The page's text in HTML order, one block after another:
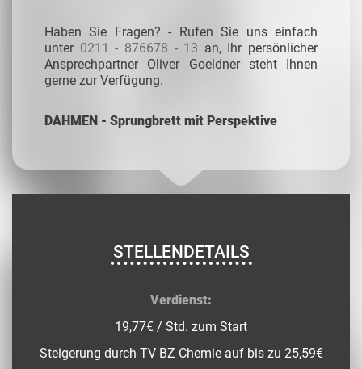
Haben Sie Fragen? - Rufen Sie uns einfach
unter 0211 - 876678 - 13 an, Ihr persönlicher
Ansprechpartner Oliver Goeldner steht Ihnen
gerne zur Verfügung.
DAHMEN - Sprungbrett mit Perspektive
STELLENDETAILS
Verdienst:
19,77€ / Std. zum Start
Steigerung durch TV BZ Chemie auf bis zu 25,59€